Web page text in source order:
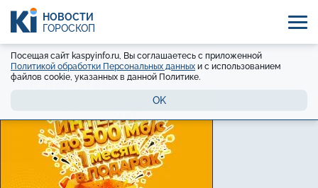
НОВОСТИ
ГОРОСКОП
Посещая сайт kaspyinfo.ru, Вы соглашаетесь с приложенной
Политикой обработки Персональных данных и с использованием
файлов cookie, указанных в данной Политике.
OK